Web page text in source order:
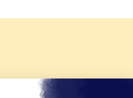
d'été 2026 de KTO